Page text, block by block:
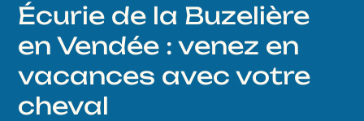
Écurie de la Buzelière
en Vendée : venez en
vacances avec votre
cheval